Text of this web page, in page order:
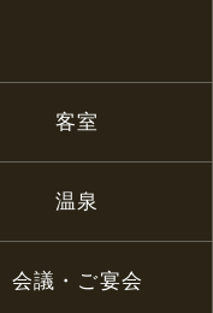
客室
温泉
会議・ご宴会